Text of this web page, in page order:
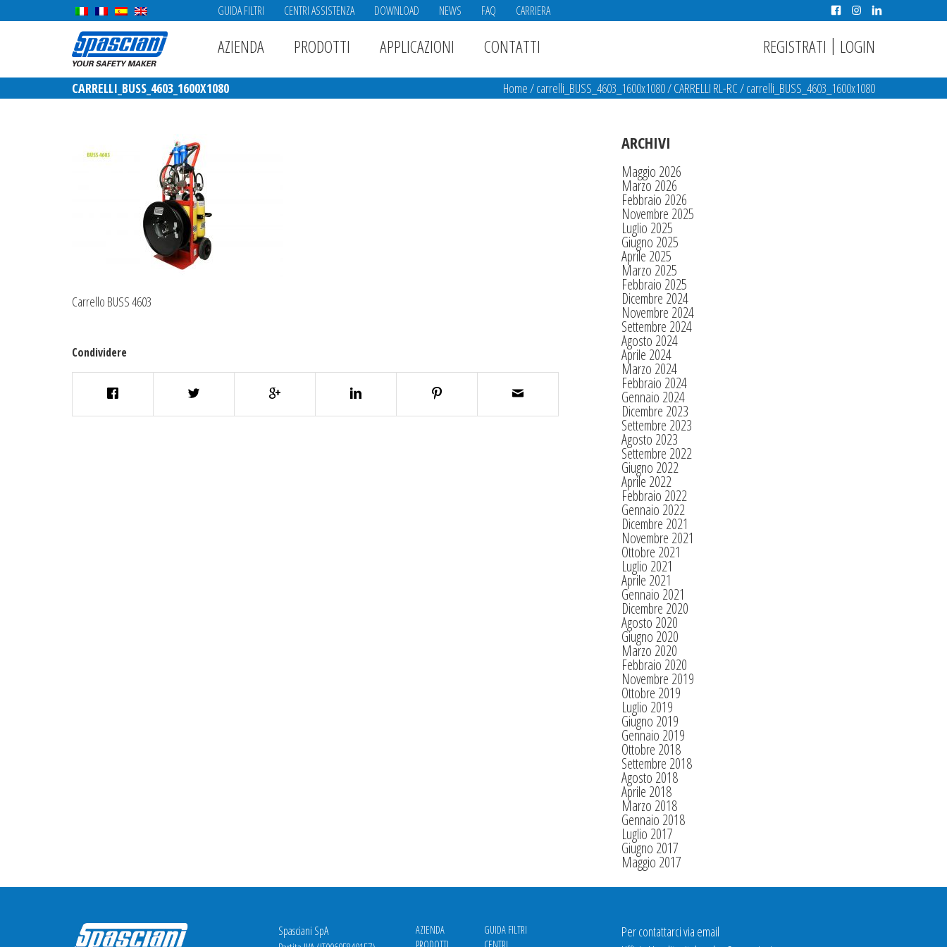
GUIDA FILTRI CENTRI ASSISTENZA DOWNLOAD NEWS FAQ CARRIERA
AZIENDA PRODOTTI APPLICAZIONI CONTATTI REGISTRATI | LOGIN
CARRELLI_BUSS_4603_1600X1080 Home/carrelli_BUSS_4603_1600x1080/CARRELLI RL-RC/carrelli_BUSS_4603_1600x1080
Carrello BUSS 4603
Condividere
ARCHIVI
Maggio 2026
Marzo 2026
Febbraio 2026
Novembre 2025
Luglio 2025
Giugno 2025
Aprile 2025
Marzo 2025
Febbraio 2025
Dicembre 2024
Novembre 2024
Settembre 2024
Agosto 2024
Aprile 2024
Marzo 2024
Febbraio 2024
Gennaio 2024
Dicembre 2023
Settembre 2023
Agosto 2023
Settembre 2022
Giugno 2022
Aprile 2022
Febbraio 2022
Gennaio 2022
Dicembre 2021
Novembre 2021
Ottobre 2021
Luglio 2021
Aprile 2021
Gennaio 2021
Dicembre 2020
Agosto 2020
Giugno 2020
Marzo 2020
Febbraio 2020
Novembre 2019
Ottobre 2019
Luglio 2019
Giugno 2019
Gennaio 2019
Ottobre 2018
Settembre 2018
Agosto 2018
Aprile 2018
Marzo 2018
Gennaio 2018
Luglio 2017
Giugno 2017
Maggio 2017
Spasciani SpA
AZIENDA
GUIDA FILTRI
Per contattarci via email